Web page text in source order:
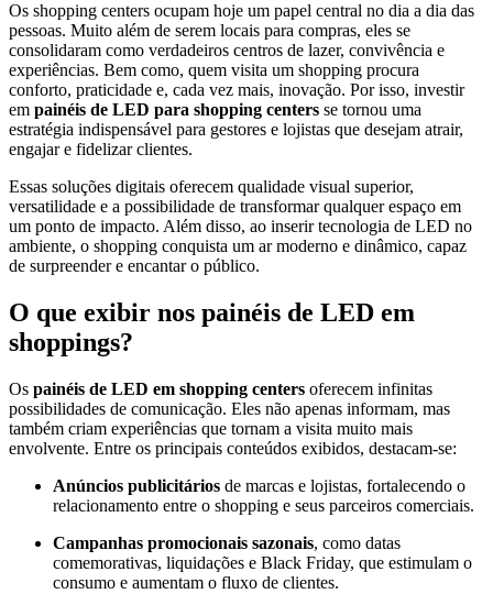
Os shopping centers ocupam hoje um papel central no dia a dia das
pessoas. Muito além de serem locais para compras, eles se
consolidaram como verdadeiros centros de lazer, convivência e
experiências. Bem como, quem visita um shopping procura
conforto, praticidade e, cada vez mais, inovação. Por isso, investir
em painéis de LED para shopping centers se tornou uma
estratégia indispensável para gestores e lojistas que desejam atrair,
engajar e fidelizar clientes.
Essas soluções digitais oferecem qualidade visual superior,
versatilidade e a possibilidade de transformar qualquer espaço em
um ponto de impacto. Além disso, ao inserir tecnologia de LED no
ambiente, o shopping conquista um ar moderno e dinâmico, capaz
de surpreender e encantar o público.
O que exibir nos painéis de LED em
shoppings?
Os painéis de LED em shopping centers oferecem infinitas
possibilidades de comunicação. Eles não apenas informam, mas
também criam experiências que tornam a visita muito mais
envolvente. Entre os principais conteúdos exibidos, destacam-se:
Anúncios publicitários de marcas e lojistas, fortalecendo o
relacionamento entre o shopping e seus parceiros comerciais.
Campanhas promocionais sazonais, como datas
comemorativas, liquidações e Black Friday, que estimulam o
consumo e aumentam o fluxo de clientes.